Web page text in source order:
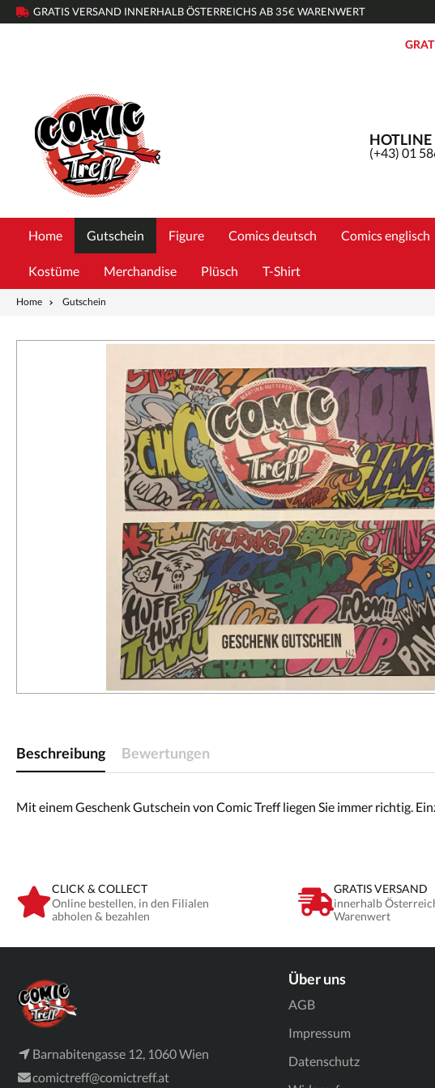
GRATIS VERSAND INNERHALB ÖSTERREICHS AB 35€ WARENWERT
HOTLINE
(+43) 01
Home Gutschein Figure Comics deutsch Comics englisch
Kostüme Merchandise Plüsch T-Shirt
Home Gutschein
Beschreibung Bewertungen
Mit einem Geschenk Gutschein von Comic Treff liegen Sie immer richtig.
CLICK & COLLECT
Online bestellen, in den Filialen
abholen & bezahlen
GRATIS VERSAND
innerhalb
Warenwert
Barnabitengasse 12, 1060 Wien
comictreff@comictreff.at
Über uns
AGB
Impressum
Datenschutz